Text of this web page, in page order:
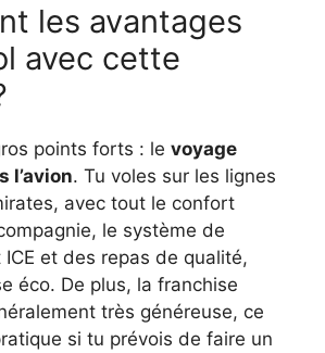
les avantages
avec cette
points forts : le voyage
l’avion. Tu voles sur les lignes
avec tout le confort
le système de
et des repas de qualité,
éco. De plus, la franchise
très généreuse, ce
si tu prévois de faire un